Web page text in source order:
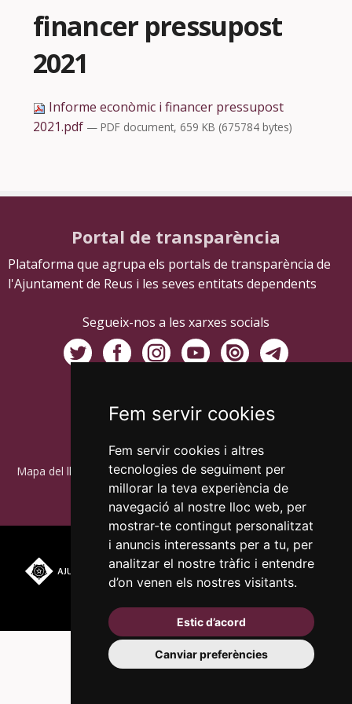
Fem servir cookies
Fem servir cookies i altres
tecnologies de seguiment per
millorar la teva experiència de
navegació al nostre lloc web, per
mostrar-te contingut personalitzat
i anuncis interessants per a tu, per
analitzar el nostre tràfic i entendre
d’on venen els nostres visitants.
Estic d’acord
Canviar preferències
financer pressupost
2021
Informe econòmic i financer pressupost
2021.pdf — PDF document, 659 KB (675784 bytes)
Portal de transparència
Plataforma que agrupa els portals de transparència de
l'Ajuntament de Reus i les seves entitats dependents
Segueix-nos a les xarxes socials
Mapa del lloc Accessibilitat Política de galetes
Política de privacitat
RGPD
Plaça del Mercadal ·
43201 Reus
977 010 010
ajuntament@reus.cat